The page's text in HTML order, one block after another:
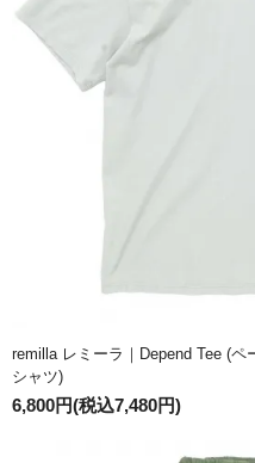
remilla レミーラ｜Depend Tee (
シャツ)
6,800円(税込7,480円)